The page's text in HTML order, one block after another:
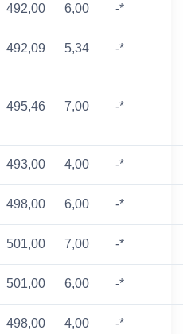
492,00 6,00 -*
492,09 5,34 -*
495,46 7,00 -*
493,00 4,00 -*
498,00 6,00 -*
501,00 7,00 -*
501,00 6,00 -*
498,00 4,00 -*